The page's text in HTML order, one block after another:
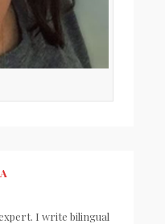
I write bilingual